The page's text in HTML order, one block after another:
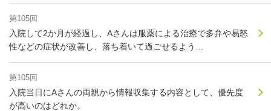
第105回
入院して2か月が経過し、Aさんは服薬による治療で多弁や易怒
性などの症状が改善し、落ち着いて過ごせるよう…
第105回
入院当日にAさんの両親から情報収集する内容として、優先度
が高いのはどれか。